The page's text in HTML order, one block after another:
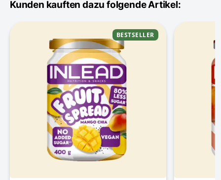
Kunden kauften dazu folgende Artikel:
BESTSELLER